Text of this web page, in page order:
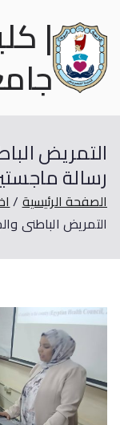
|
التمريض
رسالة
الصفحة الرئيسية
التمريض الباطنى